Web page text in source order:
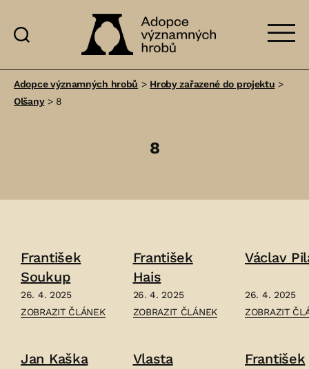
významných
Adopce významných hrobů > Hroby zařazené do projektu >
Olšany> 8
8
František
Soukup
26. 4. 2025
ČLÁNEK:
–
ZOBRAZIT ČLÁNEK
František
Hais
26. 4. 2025
ČLÁNEK:
–
ZOBRAZIT ČLÁNEK
Václav
26. 4. 2025
ČLÁNEK:
–
ZOBRAZIT
Jan Kaška
Vlasta
František